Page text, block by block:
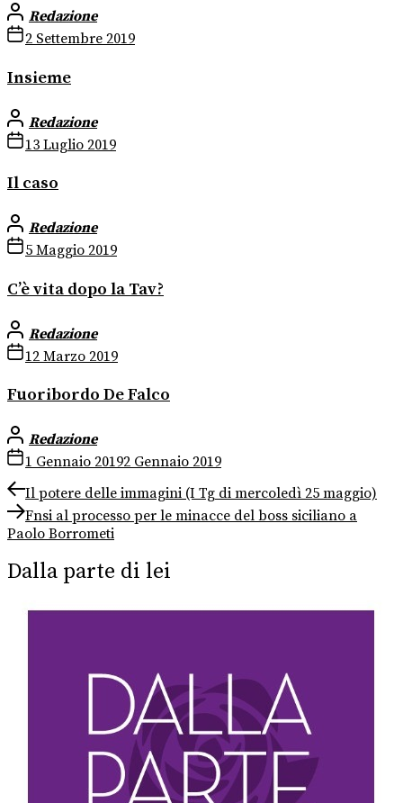
Redazione
2 Settembre 2019
Insieme
Redazione
13 Luglio 2019
Il caso
Redazione
5 Maggio 2019
C’è vita dopo la Tav?
Redazione
12 Marzo 2019
Fuoribordo De Falco
Redazione
1 Gennaio 20192 Gennaio 2019
Navigazione
articoli
Previous
post:
Il potere delle immagini (I Tg di mercoledì 25 maggio)
Next
post:
Fnsi al processo per le minacce del boss siciliano a
Paolo Borrometi
Dalla parte di lei